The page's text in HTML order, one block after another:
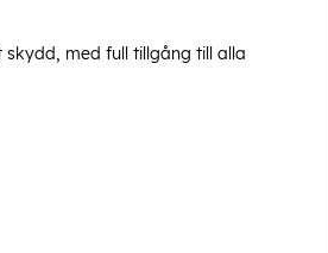
med full tillgång till alla